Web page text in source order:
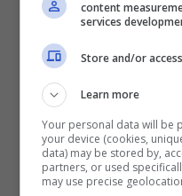
semplici, ai
esprimersi
Egli viene inoltre
istituito una
all’interno nel clero
content
services
Store and/or
Learn more
Your personal data will be
your device (cookies,
data) may be stored by,
partners, or used
may use precise